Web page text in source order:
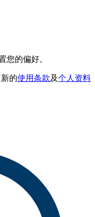
您的偏好。
的使用条款及个人资料